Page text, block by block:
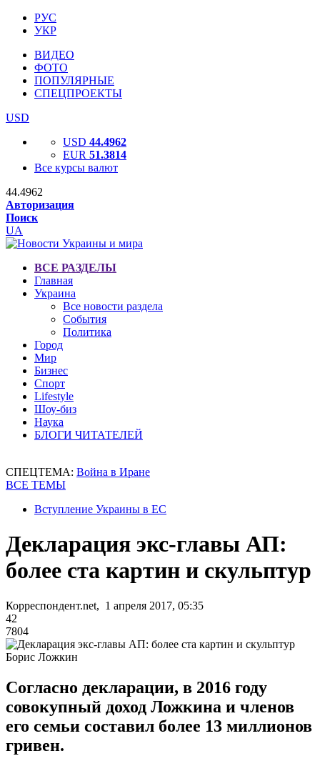
РУС
УКР
ВИДЕО
ФОТО
ПОПУЛЯРНЫЕ
СПЕЦПРОЕКТЫ
USD
USD 44.4962
EUR 51.3814
Все курсы валют
44.4962
Авторизация
Поиск
UA
ВСЕ РАЗДЕЛЫ
Главная
Украина
Все новости раздела
События
Политика
Город
Мир
Бизнес
Спорт
Lifestyle
Шоу-биз
Наука
БЛОГИ ЧИТАТЕЛЕЙ
СПЕЦТЕМА: Война в Иране
ВСЕ ТЕМЫ
Вступление Украины в ЕС
Декларация экс-главы АП:
более ста картин и скульптур
Корреспондент.net, 1 апреля 2017, 05:35
42
7804
Борис Ложкин
Согласно декларации, в 2016 году
совокупный доход Ложкина и членов
его семьи составил более 13 миллионов
гривен.